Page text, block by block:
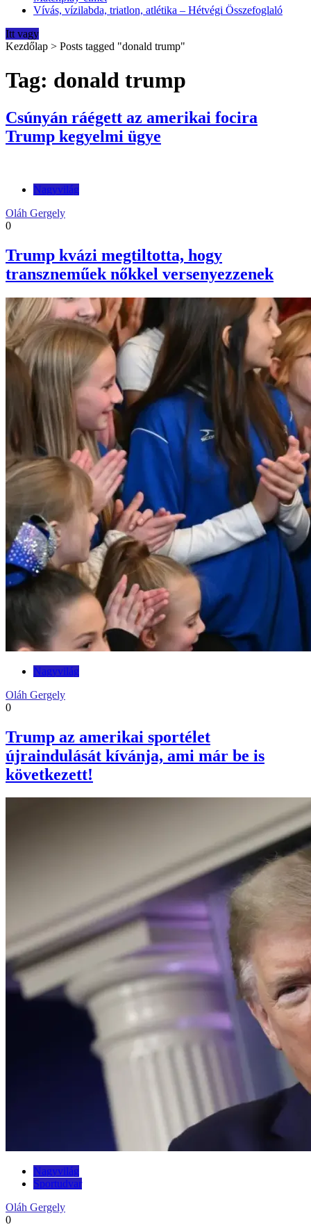
Vívás, vízilabda, triatlon, atlétika – Hétvégi Összefoglaló
Itt vagy
Kezdőlap > Posts tagged "donald trump"
Tag: donald trump
Csúnyán ráégett az amerikai focira
Trump kegyelmi ügye
Nagyvilág
Oláh Gergely
0
Trump kvázi megtiltotta, hogy
transzneműek nőkkel versenyezzenek
Nagyvilág
Oláh Gergely
0
Trump az amerikai sportélet
újraindulását kívánja, ami már be is
következett!
Nagyvilág
Sportudvar
Oláh Gergely
0